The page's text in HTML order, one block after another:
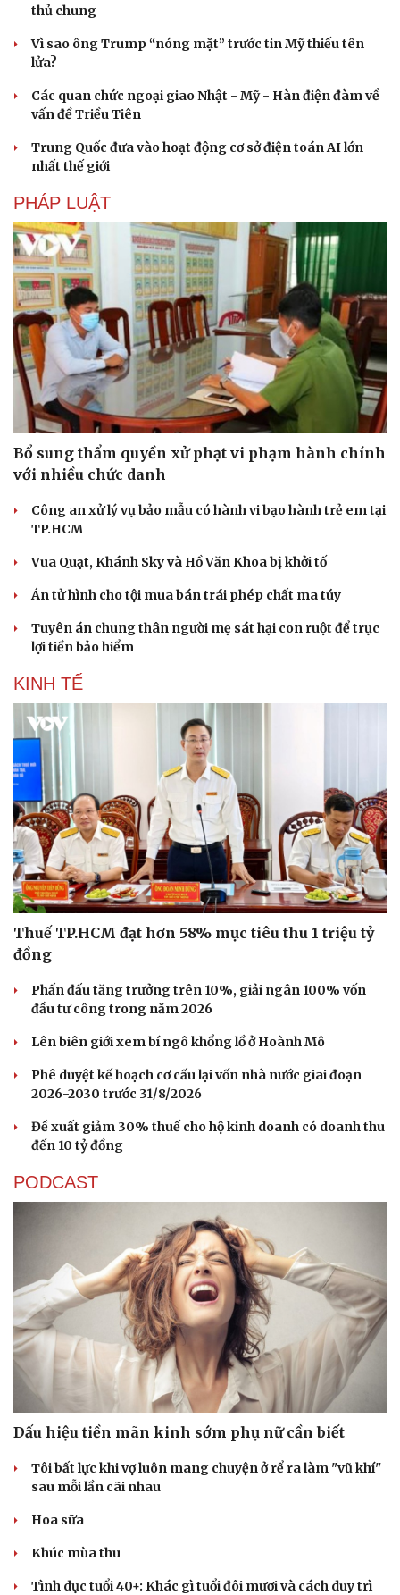
Tư vấn
Săn Tour
check-in
Kể chuyện cho bé
Hạt giống tâm hồn
thủ chung
Vì sao ông Trump “nóng mặt” trước tin Mỹ thiếu tên
lửa?
Các quan chức ngoại giao Nhật - Mỹ - Hàn điện đàm về
vấn đề Triều Tiên
Trung Quốc đưa vào hoạt động cơ sở điện toán AI lớn
nhất thế giới
PHÁP LUẬT
Bổ sung thẩm quyền xử phạt vi phạm hành chính
với nhiều chức danh
Công an xử lý vụ bảo mẫu có hành vi bạo hành trẻ em tại
TP.HCM
Vua Quạt, Khánh Sky và Hồ Văn Khoa bị khởi tố
Án tử hình cho tội mua bán trái phép chất ma túy
Tuyên án chung thân người mẹ sát hại con ruột để trục
lợi tiền bảo hiểm
KINH TẾ
Thuế TP.HCM đạt hơn 58% mục tiêu thu 1 triệu tỷ
đồng
Phấn đấu tăng trưởng trên 10%, giải ngân 100% vốn
đầu tư công trong năm 2026
Lên biên giới xem bí ngô khổng lồ ở Hoành Mô
Phê duyệt kế hoạch cơ cấu lại vốn nhà nước giai đoạn
2026-2030 trước 31/8/2026
Đề xuất giảm 30% thuế cho hộ kinh doanh có doanh thu
đến 10 tỷ đồng
PODCAST
Dấu hiệu tiền mãn kinh sớm phụ nữ cần biết
Tôi bất lực khi vợ luôn mang chuyện ở rể ra làm "vũ khí"
sau mỗi lần cãi nhau
Hoa sữa
Khúc mùa thu
Tình dục tuổi 40+: Khác gì tuổi đôi mươi và cách duy trì